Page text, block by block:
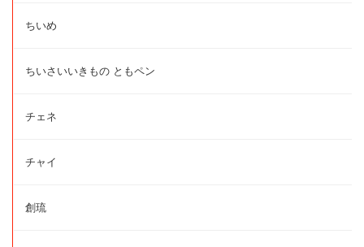
ちいめ
ちいさいいきもの ともペン
チェネ
チャイ
創琉